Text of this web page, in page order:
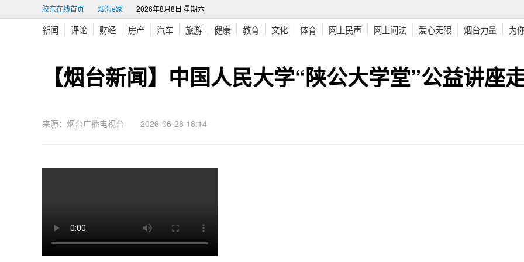
胶东在线首页 烟海e家 2026年8月8日 星期六
新闻 评论 财经 房产 汽车 旅游 健康 教育 文化 体育 网上民声 网上问法 爱心无限 烟台力量 为
【烟台新闻】中国人民大学“陕公大学堂”公益讲座
来源：烟台广播电视台 2026-06-28 18:14